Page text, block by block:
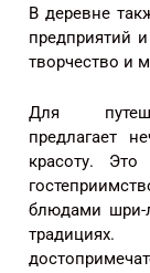
В деревне
предприятий
творчество и
Для
предлагает
красоту.
блюдами шри-